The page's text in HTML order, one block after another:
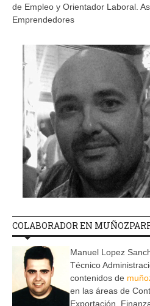
de Empleo y Orientador Laboral.
Emprendedores
COLABORADOR EN
Manuel Lopez
Técnico
contenidos de
en las áreas de
Exportación,